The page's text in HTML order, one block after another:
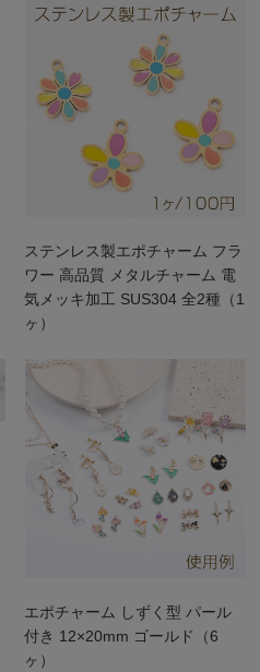
ステンレス製エポチャーム フラ
ワー 高品質 メタルチャーム 電
気メッキ加工 SUS304 全2種（1
ヶ）
エポチャーム しずく型 パール
付き 12×20mm ゴールド（6
ヶ）